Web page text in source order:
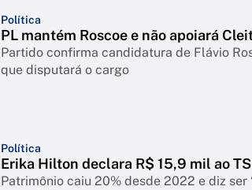
Política
PL mantém Roscoe e não apoiará
Partido confirma candidatura de Flávio
que disputará o cargo
Política
Erika Hilton declara R$ 15,9 mil ao
Patrimônio caiu 20% desde 2022 e diz